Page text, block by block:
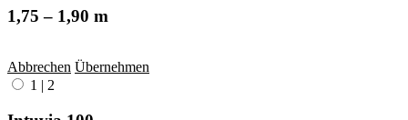
1,75 – 1,90 m
Abbrechen Übernehmen
1 | 2